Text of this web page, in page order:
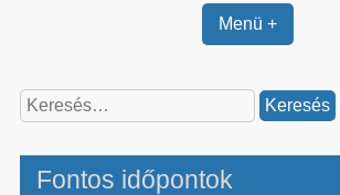
Menü +
Keresés:
Fontos időpontok